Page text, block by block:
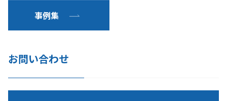
事例集
お問い合わせ